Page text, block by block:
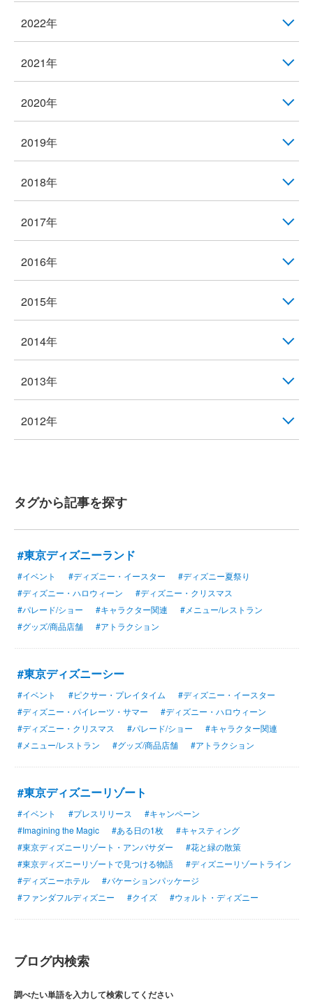
2022年
2021年
2020年
2019年
2018年
2017年
2016年
2015年
2014年
2013年
2012年
タグから記事を探す
#東京ディズニーランド
#イベント #ディズニー・イースター
#ディズニー夏祭り
#ディズニー・ハロウィーン
#ディズニー・クリスマス
#パレード/ショー
#キャラクター関連
#メニュー/レストラン
#グッズ/商品店舗
#アトラクション
#東京ディズニーシー
#イベント #ピクサー・プレイタイム
#ディズニー・イースター
#ディズニー・パイレーツ・サマー
#ディズニー・ハロウィーン
#ディズニー・クリスマス
#パレード/ショー
#キャラクター関連
#メニュー/レストラン
#グッズ/商品店舗 #アトラクション
#東京ディズニーリゾート
#イベント #プレスリリース
#キャンペーン
#Imagining the Magic
#ある日の1枚
#キャスティング
#東京ディズニーリゾート・アンバサダー
#花と緑の散策
#東京ディズニーリゾートで見つける物語
#ディズニーリゾートライン
#ディズニーホテル
#バケーションパッケージ
#ファンダフルディズニー
#クイズ #ウォルト・ディズニー
ブログ内検索
調べたい単語を入力して検索してください